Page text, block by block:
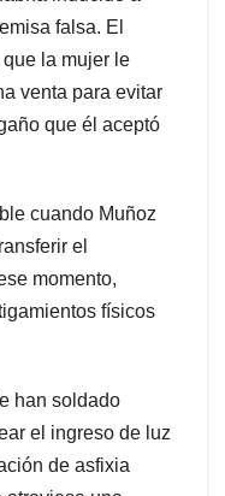
falsa. El
la mujer le
venta para evitar
que él aceptó
cuando Muñoz
el
momento,
físicos
han soldado
el ingreso de luz
de asfixia